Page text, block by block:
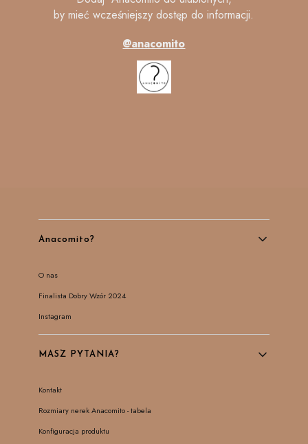
by mieć wcześniejszy dostęp do informacji.
@anacomito
Linki w stopce
Anacomito?
O nas
Finalista Dobry Wzór 2024
Instagram
MASZ PYTANIA?
Kontakt
Rozmiary nerek Anacomito - tabela
Konfiguracja produktu